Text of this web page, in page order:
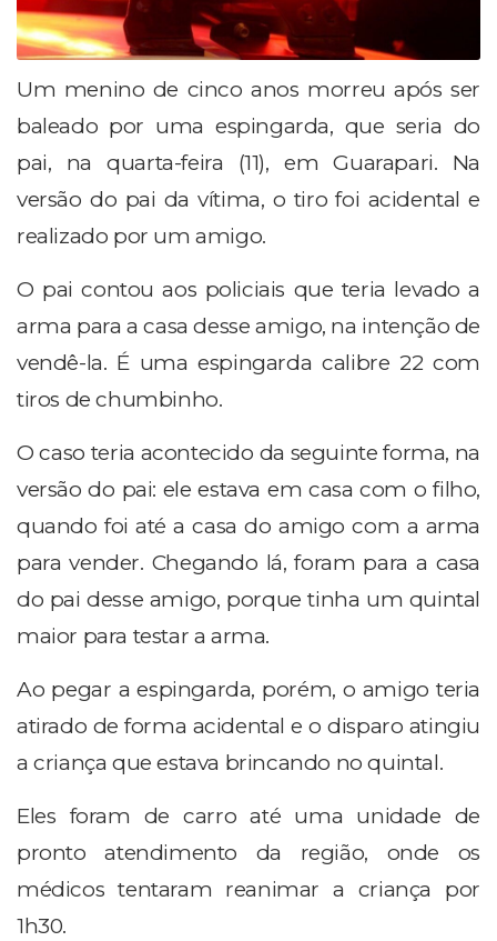
Um menino de cinco anos morreu após ser
baleado por uma espingarda, que seria do
pai, na quarta-feira (11), em Guarapari. Na
versão do pai da vítima, o tiro foi acidental e
realizado por um amigo.
O pai contou aos policiais que teria levado a
arma para a casa desse amigo, na intenção de
vendê-la. É uma espingarda calibre 22 com
tiros de chumbinho.
O caso teria acontecido da seguinte forma, na
versão do pai: ele estava em casa com o filho,
quando foi até a casa do amigo com a arma
para vender. Chegando lá, foram para a casa
do pai desse amigo, porque tinha um quintal
maior para testar a arma.
Ao pegar a espingarda, porém, o amigo teria
atirado de forma acidental e o disparo atingiu
a criança que estava brincando no quintal.
Eles foram de carro até uma unidade de
pronto atendimento da região, onde os
médicos tentaram reanimar a criança por
1h30.